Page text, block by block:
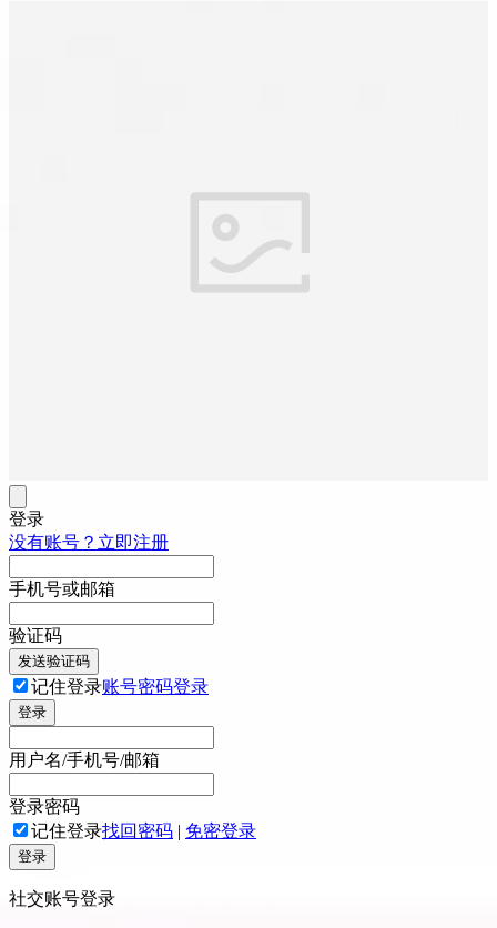
登录
没有账号？立即注册
手机号或邮箱
验证码
发送验证码
记住登录账号密码登录
登录
用户名/手机号/邮箱
登录密码
记住登录找回密码 | 免密登录
登录
社交账号登录